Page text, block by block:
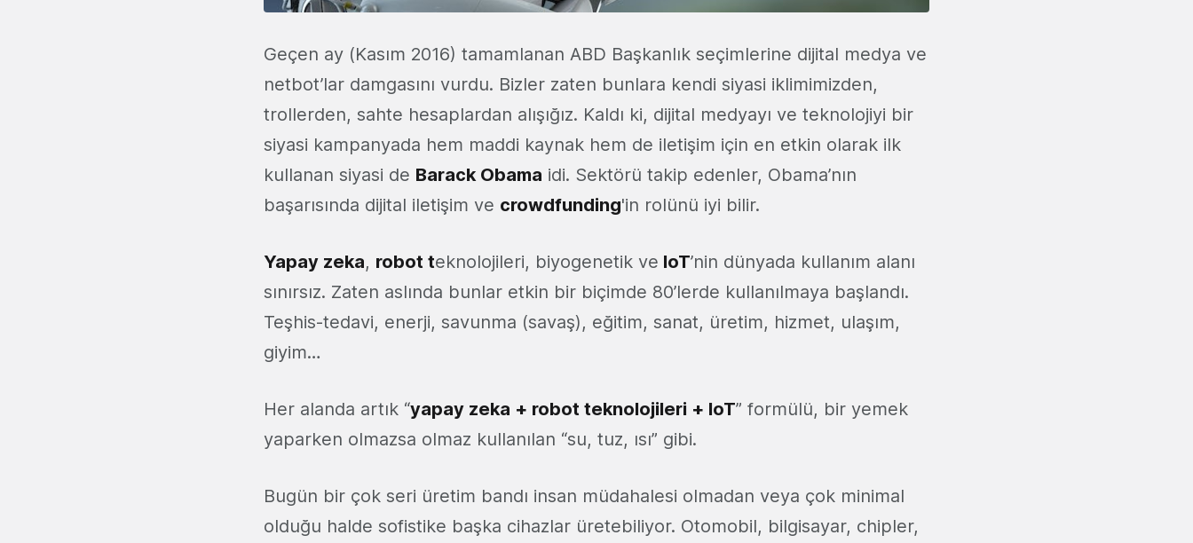
Geçen ay (Kasım 2016) tamamlanan ABD Başkanlık seçimlerine dijital medya ve
netbot’lar damgasını vurdu. Bizler zaten bunlara kendi siyasi iklimimizden,
trollerden, sahte hesaplardan alışığız. Kaldı ki, dijital medyayı ve teknolojiyi bir
siyasi kampanyada hem maddi kaynak hem de iletişim için en etkin olarak ilk
kullanan siyasi de Barack Obama idi. Sektörü takip edenler, Obama’nın
başarısında dijital iletişim ve crowdfunding'in rolünü iyi bilir.
Yapay zeka, robot teknolojileri, biyogenetik ve IoT’nin dünyada kullanım alanı
sınırsız. Zaten aslında bunlar etkin bir biçimde 80’lerde kullanılmaya başlandı.
Teşhis-tedavi, enerji, savunma (savaş), eğitim, sanat, üretim, hizmet, ulaşım,
giyim…
Her alanda artık “yapay zeka + robot teknolojileri + IoT” formülü, bir yemek
yaparken olmazsa olmaz kullanılan “su, tuz, ısı” gibi.
Bugün bir çok seri üretim bandı insan müdahalesi olmadan veya çok minimal
olduğu halde sofistike başka cihazlar üretebiliyor. Otomobil, bilgisayar, chipler,